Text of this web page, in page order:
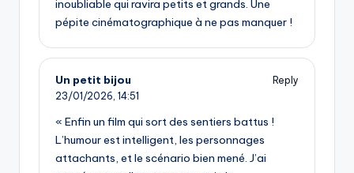
inoubliable qui ravira petits et grands. Une
pépite cinématographique à ne pas manquer !
Un petit bijou
Reply
23/01/2026, 14:51
« Enfin un film qui sort des sentiers battus !
L’humour est intelligent, les personnages
attachants, et le scénario bien mené. J’ai